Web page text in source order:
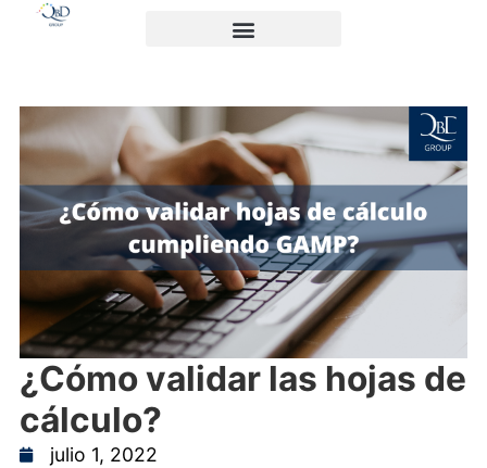
¿Cómo validar las hojas de
cálculo?
julio 1, 2022